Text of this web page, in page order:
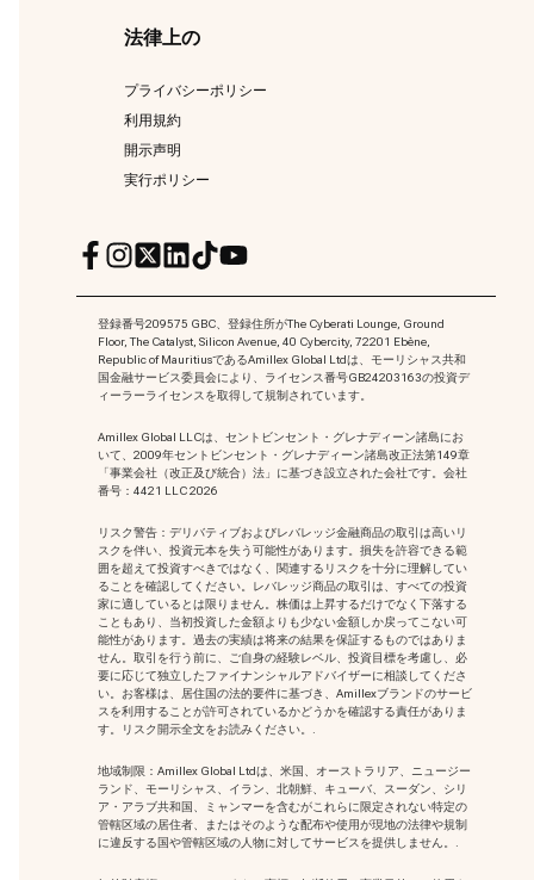
法律上の
プライバシーポリシー
利用規約
開示声明
実行ポリシー
登録番号209575 GBC、登録住所がThe Cyberati Lounge, Ground
Floor, The Catalyst, Silicon Avenue, 40 Cybercity, 72201 Ebène,
Republic of MauritiusであるAmillex Global Ltdは、モーリシャス共和
国金融サービス委員会により、ライセンス番号GB24203163の投資デ
ィーラーライセンスを取得して規制されています。
Amillex Global LLCは、セントビンセント・グレナディーン諸島にお
いて、2009年セントビンセント・グレナディーン諸島改正法第149章
「事業会社（改正及び統合）法」に基づき設立された会社です。会社
番号：4421 LLC 2026
リスク警告：デリバティブおよびレバレッジ金融商品の取引は高いリ
スクを伴い、投資元本を失う可能性があります。損失を許容できる範
囲を超えて投資すべきではなく、関連するリスクを十分に理解してい
ることを確認してください。レバレッジ商品の取引は、すべての投資
家に適しているとは限りません。株価は上昇するだけでなく下落する
こともあり、当初投資した金額よりも少ない金額しか戻ってこない可
能性があります。過去の実績は将来の結果を保証するものではありま
せん。取引を行う前に、ご自身の経験レベル、投資目標を考慮し、必
要に応じて独立したファイナンシャルアドバイザーに相談してくださ
い。お客様は、居住国の法的要件に基づき、Amillexブランドのサービ
スを利用することが許可されているかどうかを確認する責任がありま
す。リスク開示全文をお読みください。.
地域制限：Amillex Global Ltdは、米国、オーストラリア、ニュージー
ランド、モーリシャス、イラン、北朝鮮、キューバ、スーダン、シリ
ア・アラブ共和国、ミャンマーを含むがこれらに限定されない特定の
管轄区域の居住者、またはそのような配布や使用が現地の法律や規制
に違反する国や管轄区域の人物に対してサービスを提供しません。.